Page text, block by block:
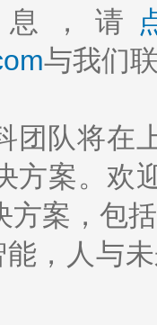
，请
与我们
队将在上
方案。欢
方案，包
，人与